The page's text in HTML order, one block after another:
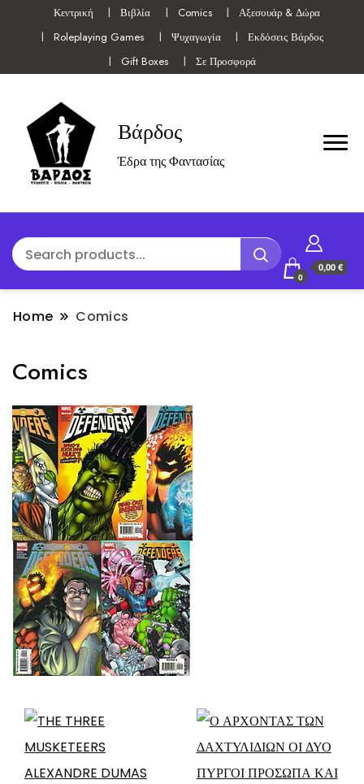
Κεντρική Βιβλία Comics
Αξεσουάρ & Δώρα
Roleplaying Games
Ψυχαγωγία
Εκδόσεις Βάρδος
Gift Boxes
Σε Προσφορά
Βάρδος
Έδρα της Φαντασίας
0
0,00 €
Home Comics
Comics